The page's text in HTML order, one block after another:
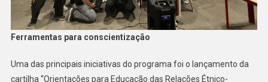
Ferramentas para conscientização
Uma das principais iniciativas do programa foi o lançamento da
cartilha “Orientações para Educação das Relações Étnico-